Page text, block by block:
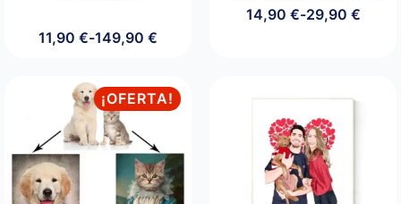
11,90 €-149,90 €
Rango
desde
11,90 €
hasta
149,90 €
14,90 €-29,90 €
Rango
29,90 €
¡OFERTA!